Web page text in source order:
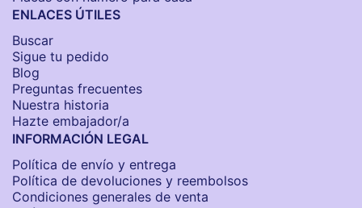
ENLACES ÚTILES
Buscar
Sigue tu pedido
Blog
Preguntas frecuentes
Nuestra historia
Hazte embajador/a
INFORMACIÓN LEGAL
Política de envío y entrega
Política de devoluciones y reembolsos
Condiciones generales de venta